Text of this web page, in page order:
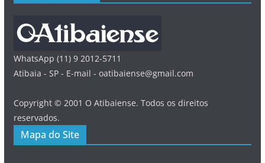
WhatsApp (11) 9 2012-5711
Atibaia - SP - E-mail - oatibaiense@gmail.com
Copyright © 2001 O Atibaiense. Todos os direitos
reservados.
Mapa do Site